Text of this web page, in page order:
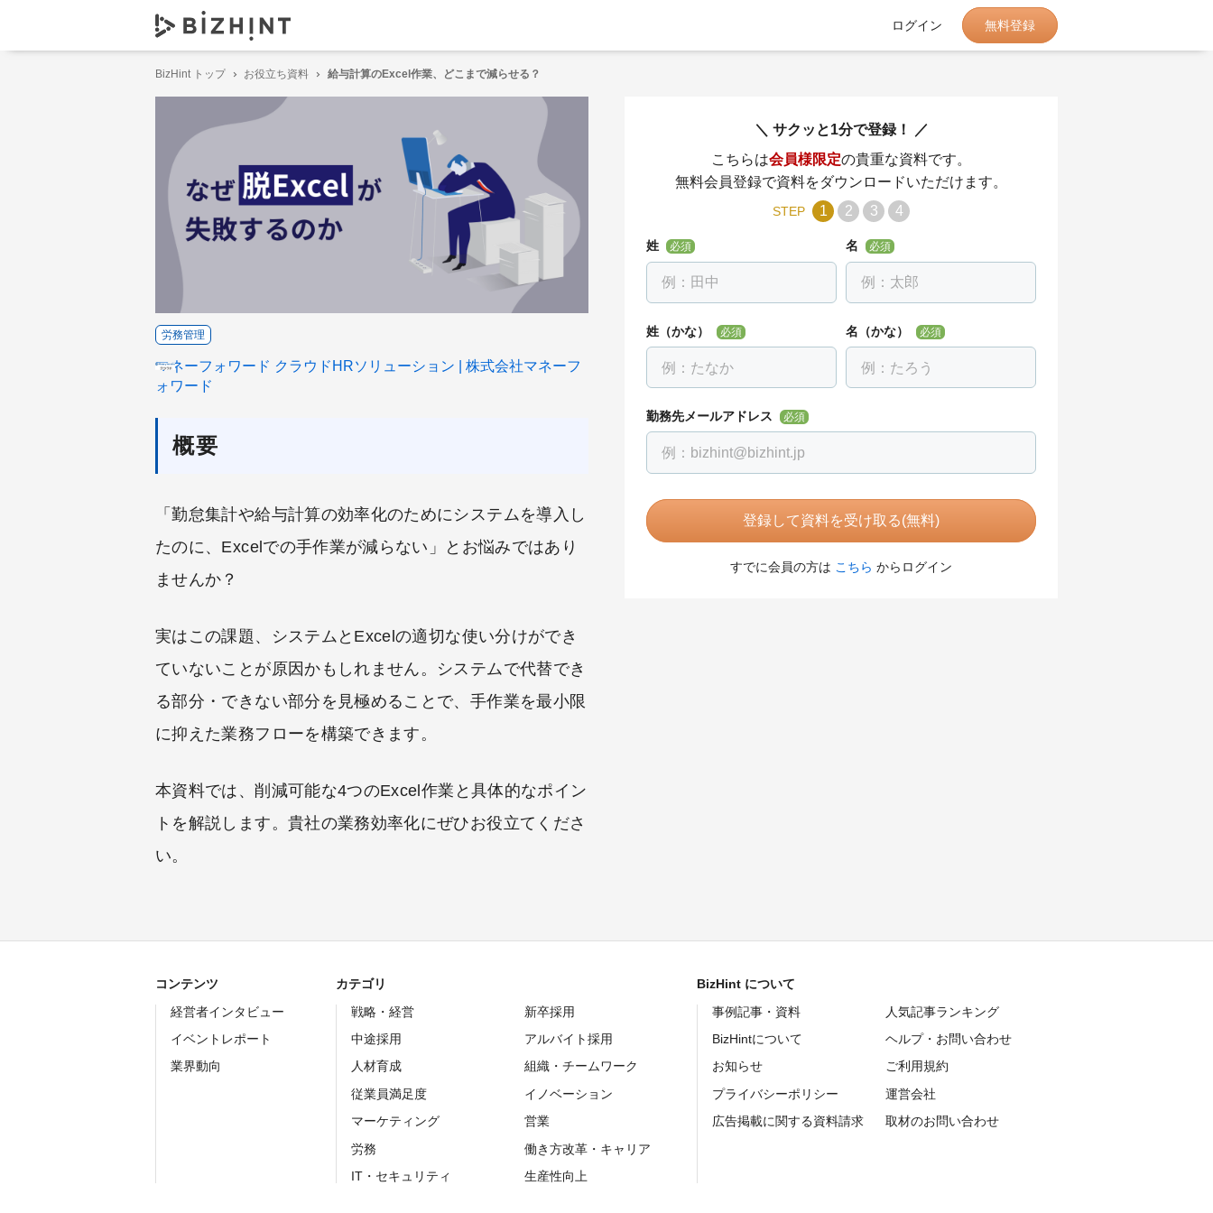
ログイン 無料登録
BizHint トップ お役立ち資料 給与計算のExcel作業、どこまで減らせる？
概要
「勤怠集計や給与計算の効率化のためにシステムを導入し
たのに、Excelでの手作業が減らない」とお悩みではあり
ませんか？
実はこの課題、システムとExcelの適切な使い分けができ
ていないことが原因かもしれません。システムで代替でき
る部分・できない部分を見極めることで、手作業を最小限
に抑えた業務フローを構築できます。
本資料では、削減可能な4つのExcel作業と具体的なポイン
トを解説します。貴社の業務効率化にぜひお役立てくださ
い。
労務管理
マネーフォワード クラウドHRソリューション
株式会社マネーフ
ォワード
サクッと1分で登録！
こちらは会員様限定の貴重な資料です。
無料会員登録で資料をダウンロードいただけます。
STEP 1 2 3 4
姓 必須 名 必須
姓（かな） 必須 名（かな） 必須
勤務先メールアドレス 必須
登録して資料を受け取る(無料)
すでに会員の方は こちら からログイン
コンテンツ
経営者インタビュー
イベントレポート
業界動向
カテゴリ
戦略・経営
新卒採用
中途採用
アルバイト採用
人材育成
組織・チームワーク
従業員満足度
イノベーション
マーケティング
営業
労務
働き方改革・キャリア
IT・セキュリティ
生産性向上
BizHint について
事例記事・資料
人気記事ランキング
BizHintについて
ヘルプ・お問い合わせ
お知らせ
ご利用規約
プライバシーポリシー
運営会社
広告掲載に関する資料請求
取材のお問い合わせ